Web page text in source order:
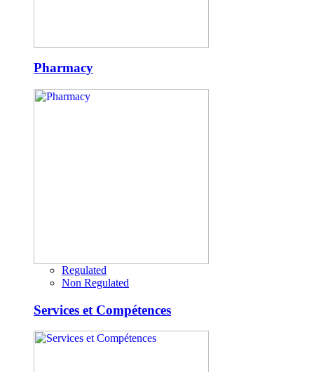
Pharmacy
Regulated
Non Regulated
Services et Compétences